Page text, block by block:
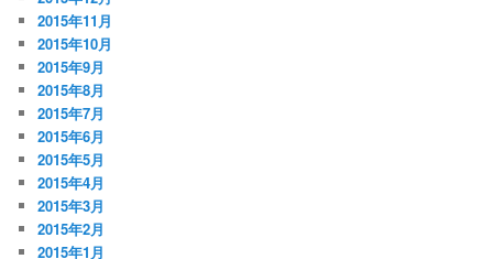
2015年11月
2015年10月
2015年9月
2015年8月
2015年7月
2015年6月
2015年5月
2015年4月
2015年3月
2015年2月
2015年1月